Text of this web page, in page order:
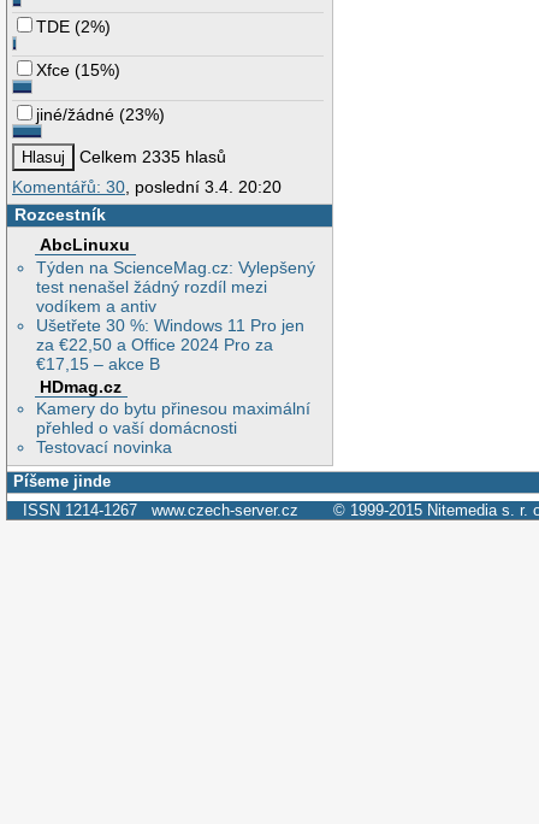
TDE (2%)
Xfce (15%)
jiné/žádné (23%)
Celkem 2335 hlasů
Komentářů: 30, poslední 3.4. 20:20
Rozcestník
AbcLinuxu
Týden na ScienceMag.cz: Vylepšený
test nenašel žádný rozdíl mezi
vodíkem a antiv
Ušetřete 30 %: Windows 11 Pro jen
za €22,50 a Office 2024 Pro za
€17,15 – akce B
HDmag.cz
Kamery do bytu přinesou maximální
přehled o vaší domácnosti
Testovací novinka
Píšeme jinde
ISSN 1214-1267 www.czech-server.cz © 1999-2015 Nitemedia s. r.